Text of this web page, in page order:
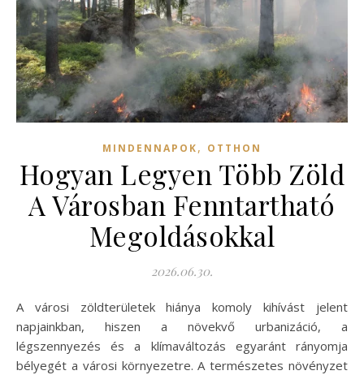
MINDENNAPOK, OTTHON
Hogyan Legyen Több Zöld
A Városban Fenntartható
Megoldásokkal
2026.06.30.
A városi zöldterületek hiánya komoly kihívást jelent
napjainkban, hiszen a növekvő urbanizáció, a
légszennyezés és a klímaváltozás egyaránt rányomja
bélyegét a városi környezetre. A természetes növényzet